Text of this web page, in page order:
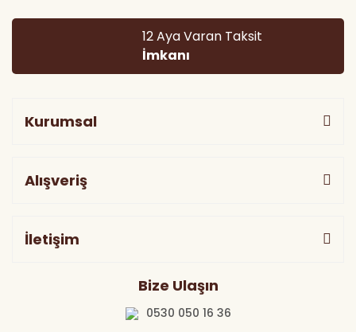
12 Aya Varan Taksit
İmkanı
Kurumsal
Alışveriş
İletişim
Bize Ulaşın
0530 050 16 36